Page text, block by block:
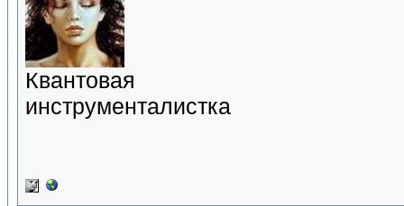
Квантовая
инструменталистка